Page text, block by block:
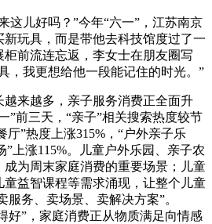
儿好吗？”今年“六一”，江苏南京
玩具，而是带他去科技馆度过了一
前流连忘返，李女士在朋友圈写
，我更想给他一段能记住的时光。”
来越多，亲子服务消费正全面升
”前三天，“亲子”相关搜索热度较节
厅”热度上涨315%，“户外亲子乐
”上涨115%。儿童户外乐园、亲子农
为周末家庭消费的重要场景；儿童
益智课程等需求涌现，让整个儿童
服务、卖场景、卖解决方案”。
好”，家庭消费正从物质满足向情感